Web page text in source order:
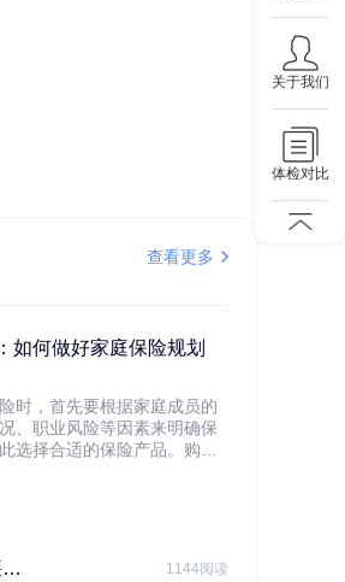
查看更多
如何做好家庭保险规划
时，首先要根据家庭成员的
、职业风险等因素来明确保
选择合适的保险产品。购买
算，确保保险费用不会对家
。
1144阅读
关于我们
体检对比